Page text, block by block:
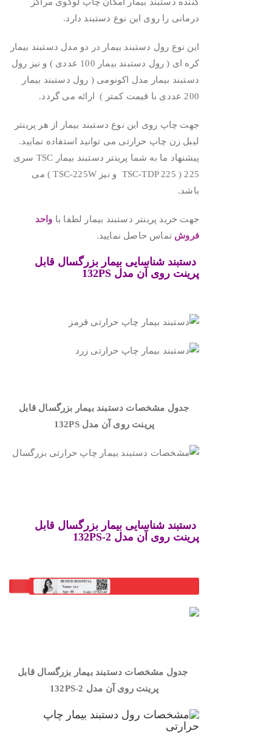
درمانی را روی این نوع دستبند دارد.
این نوع رول دستبند بیمار در دو مدل دستبند بیمار
کره ای ( رول دستبند بیمار 100 عددی ) و نیز رول
دستبند بیمار مدل اکونومی ( رول دستبند بیمار
200 عددی با قیمت کمتر ) ارائه می گردد.
جهت چاپ روی این نوع دستبند بیمار از هر پرینتر
لیبل زن چاپ حرارتی می توانید استفاده نمایید.
پیشنهاد ما به شما پرینتر دستبند بیمار TSC سری
225 ( TSC-TDP 225 و نیز TSC-225W ) می
باشد.
جهت خرید پرینتر دستبند بیمار لطفا با واحد
فروش تماس حاصل نمایید.
دستبند شناسایی بیمار بزرگسال قابل
پرینت روی آن مدل 132PS
جدول مشخصات دستبند بیمار بزرگسال قابل
پرینت روی آن مدل 132PS
دستبند شناسایی بیمار بزرگسال قابل
پرینت روی آن مدل 132PS-2
جدول مشخصات دستبند بیمار بزرگسال قابل
پرینت روی آن مدل 132PS-2